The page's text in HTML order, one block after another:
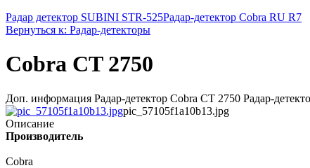
Радар детектор SUBINI STR-525Радар-детектор Cobra RU R7
Вернуться к: Радар-детекторы
Cobra CT 2750
Доп. информация Радар-детектор Cobra CT 2750 Радар-
pic_57105f1a10b13.jpg
Описание
Производитель
Cobra